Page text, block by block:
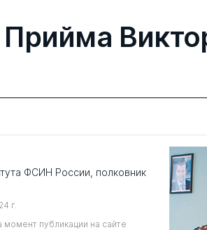
Прийма
ФСИН России, полковник
г.
публикации на сайте